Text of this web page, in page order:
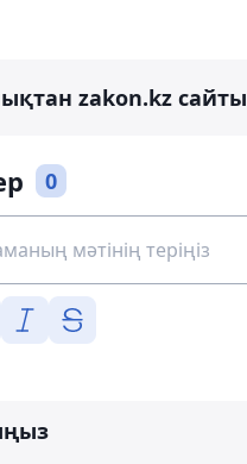
zakon.kz
0